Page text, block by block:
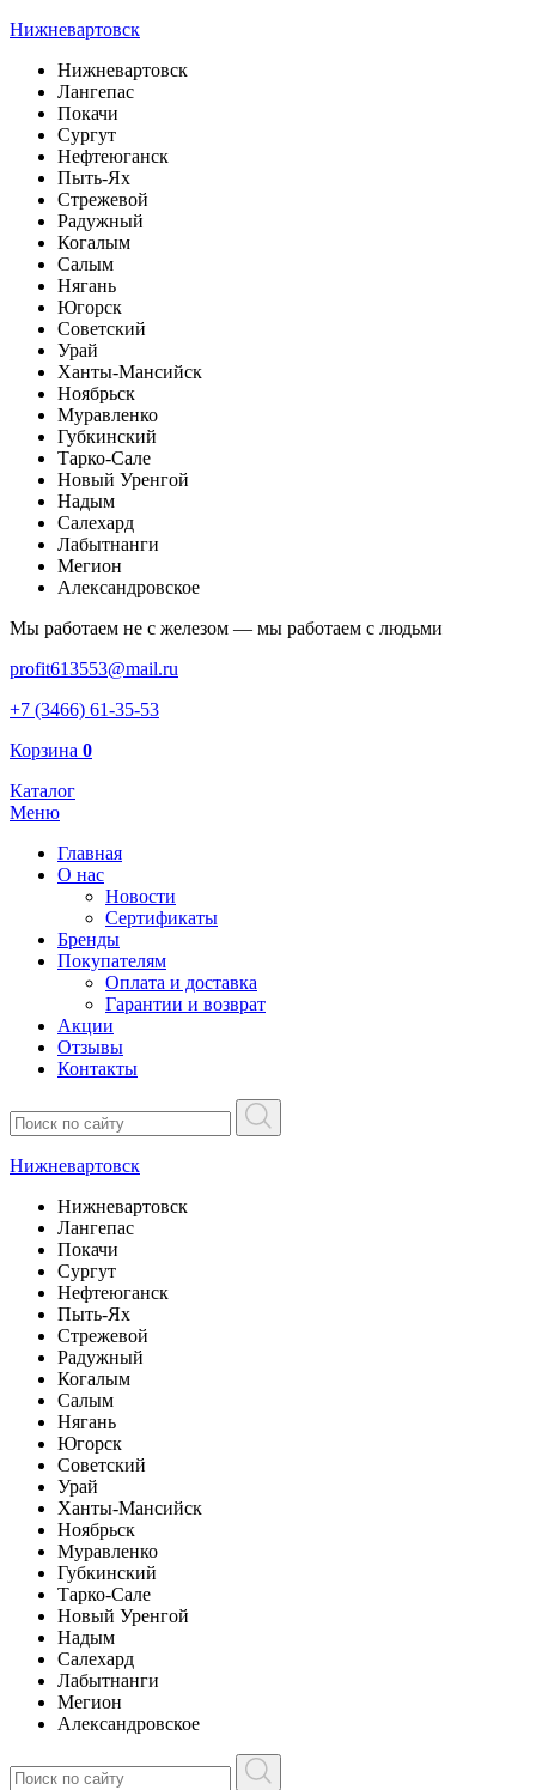
Нижневартовск
Нижневартовск
Лангепас
Покачи
Сургут
Нефтеюганск
Пыть-Ях
Стрежевой
Радужный
Когалым
Салым
Нягань
Югорск
Советский
Урай
Ханты-Мансийск
Ноябрьск
Муравленко
Губкинский
Тарко-Сале
Новый Уренгой
Надым
Салехард
Лабытнанги
Мегион
Александровское
Мы работаем не с железом — мы работаем с людьми
profit613553@mail.ru
+7 (3466) 61-35-53
Корзина 0
Каталог
Меню
Главная
О нас
Новости
Сертификаты
Бренды
Покупателям
Оплата и доставка
Гарантии и возврат
Акции
Отзывы
Контакты
Нижневартовск
Нижневартовск
Лангепас
Покачи
Сургут
Нефтеюганск
Пыть-Ях
Стрежевой
Радужный
Когалым
Салым
Нягань
Югорск
Советский
Урай
Ханты-Мансийск
Ноябрьск
Муравленко
Губкинский
Тарко-Сале
Новый Уренгой
Надым
Салехард
Лабытнанги
Мегион
Александровское